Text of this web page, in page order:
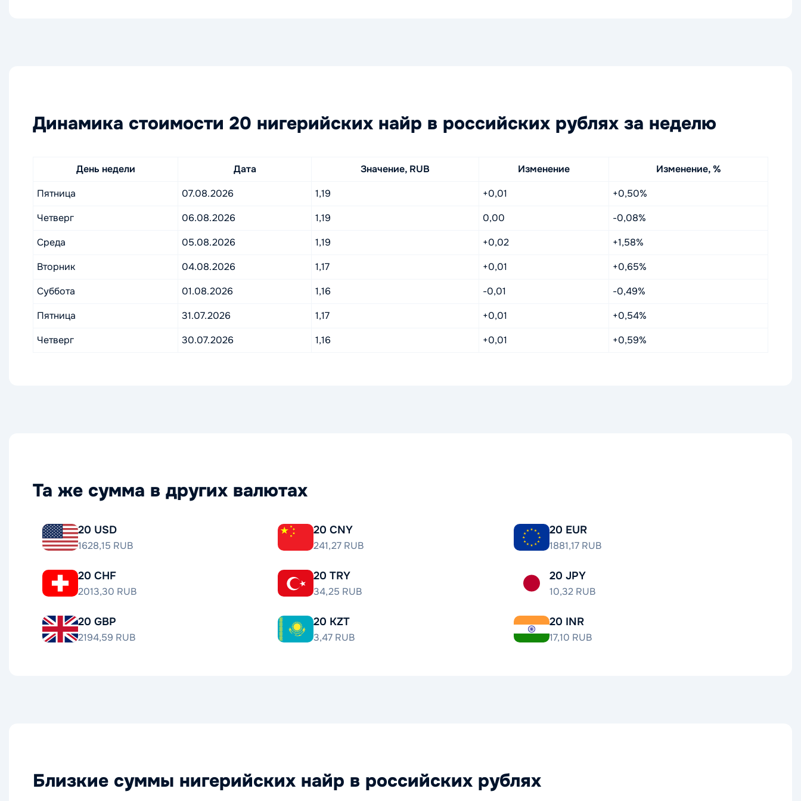
Динамика стоимости 20 нигерийских найр в российских рублях за неделю
День недели Дата Значение, RUB Изменение
Изменение, %
Пятница
07.08.2026 1,19 +0,01
+0,50%
Четверг
06.08.2026 1,19 0,00
-0,08%
Среда
05.08.2026 1,19 +0,02
+1,58%
Вторник
04.08.2026 1,17 +0,01
+0,65%
Суббота
01.08.2026 1,16 -0,01
-0,49%
Пятница
31.07.2026 1,17 +0,01
+0,54%
Четверг
30.07.2026 1,16 +0,01 +0,59%
Та же сумма в других валютах
20 USD
1628,15 RUB
20 CNY
241,27 RUB
20 EUR
1881,17 RUB
20 CHF
2013,30 RUB
20 TRY
34,25 RUB
20 JPY
10,32 RUB
20 GBP
2194,59 RUB
20 KZT
3,47 RUB
20 INR
17,10 RUB
Близкие суммы нигерийских найр в российских рублях